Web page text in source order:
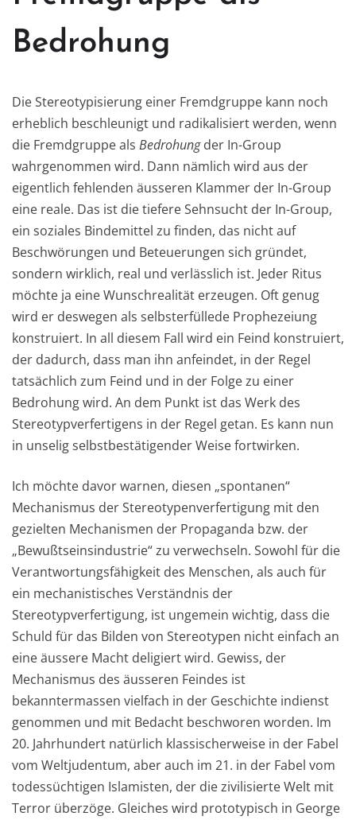
Bedrohung
Die Stereotypisierung einer Fremdgruppe kann noch
erheblich beschleunigt und radikalisiert werden, wenn
die Fremdgruppe als Bedrohungder In-Group
wahrgenommen wird. Dann nämlich wird aus der
eigentlich fehlenden äusseren Klammer der In-Group
eine reale. Das ist die tiefere Sehnsucht der In-Group,
ein soziales Bindemittel zu finden, das nicht auf
Beschwörungen und Beteuerungen sich gründet,
sondern wirklich, real und verlässlich ist. Jeder Ritus
möchte ja eine Wunschrealität erzeugen. Oft genug
wird er deswegen als selbsterfüllede Prophezeiung
konstruiert. In all diesem Fall wird ein Feind konstruiert,
der dadurch, dass man ihn anfeindet, in der Regel
tatsächlich zum Feind und in der Folge zu einer
Bedrohung wird. An dem Punkt ist das Werk des
Stereotypverfertigens in der Regel getan. Es kann nun
in unselig selbstbestätigender Weise fortwirken.
Ich möchte davor warnen, diesen „spontanen“
Mechanismus der Stereotypenverfertigung mit den
gezielten Mechanismen der Propaganda bzw. der
„Bewußtseinsindustrie“ zu verwechseln. Sowohl für die
Verantwortungsfähigkeit des Menschen, als auch für
ein mechanistisches Verständnis der
Stereotypverfertigung, ist ungemein wichtig, dass die
Schuld für das Bilden von Stereotypen nicht einfach an
eine äussere Macht deligiert wird. Gewiss, der
Mechanismus des äusseren Feindes ist
bekanntermassen vielfach in der Geschichte indienst
genommen und mit Bedacht beschworen worden. Im
20. Jahrhundert natürlich klassischerweise in der Fabel
vom Weltjudentum, aber auch im 21. in der Fabel vom
todessüchtigen Islamisten, der die zivilisierte Welt mit
Terror überzöge. Gleiches wird prototypisch in George